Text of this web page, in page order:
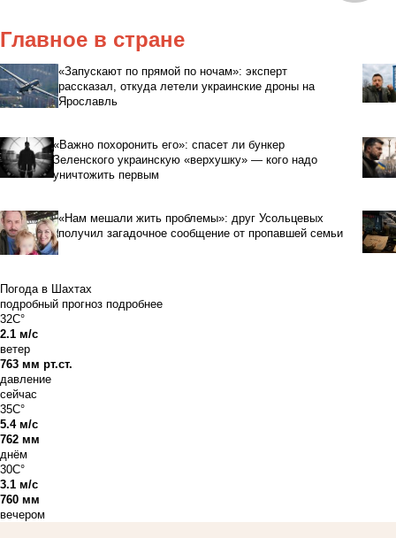
Главное в стране
«Запускают по прямой по ночам»: эксперт
рассказал, откуда летели украинские дроны на
Ярославль
«Важно похоронить его»: спасет ли бункер
Зеленского украинскую «верхушку» — кого надо
уничтожить первым
«Нам мешали жить проблемы»: друг Усольцевых
получил загадочное сообщение от пропавшей семьи
Погода в Шахтах
подробный прогноз подробнее
32C°
2.1 м/с
ветер
763 мм рт.ст.
давление
сейчас
35C°
5.4 м/с
762 мм
днём
30C°
3.1 м/с
760 мм
вечером